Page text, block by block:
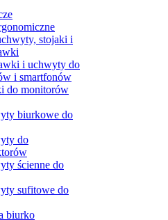
stojaki i
i uchwyty do
i smartfonów
do monitorów
biurkowe do
do
ścienne do
sufitowe do
biurko